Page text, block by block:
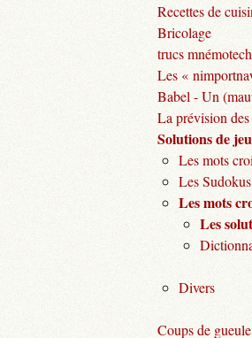
Recettes de
Bricolage
trucs
Les «
Babel - Un
La prévision
Solutions de
Les mots
Les
Les mots
Les
Divers
Coups de gueule